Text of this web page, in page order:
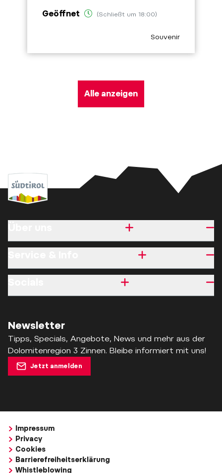
Geöffnet (Schließt um 18:00)
Souvenir
Alle anzeigen
Newsletter
Tipps, Specials, Angebote, News und mehr aus der
Dolomitenregion 3 Zinnen. Bleibe informiert mit uns!
Jetzt anmelden
Impressum
Privacy
Cookies
Barrierefreiheitserklärung
Whistleblowing